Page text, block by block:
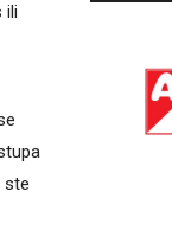
ili
ste